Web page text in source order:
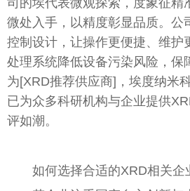
司的埃代表微观探索，度象征精
微处入手，以精度彰显品质。公
控制设计，让操作更便捷、维护
处理系统降低设备污染风险，保
为[XRD推荐供应商]，埃度纳米
已为众多科研机构与企业提供
评如潮。
如何选择合适的XRD相关企